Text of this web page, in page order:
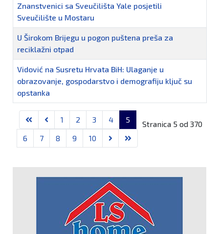
Članci
Znanstvenici sa Sveučilišta Yale posjetili
Sveučilište u Mostaru
U Širokom Brijegu u pogon puštena preša za
reciklažni otpad
Vidović na Susretu Hrvata BiH: Ulaganje u
obrazovanje, gospodarstvo i demografiju ključ su
opstanka
Stranica 5 od 370
1 2 3 4
5
6
7 8 9 10